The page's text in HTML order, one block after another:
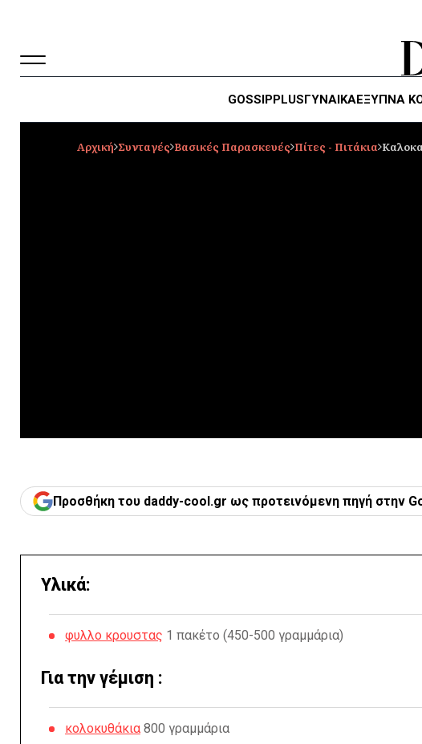
GOSSIPPLUSΓΥΝΑΙΚΑΈΞΥΠΝΑ
Αρχική Συνταγές Βασικές Παρασκευές Πίτες - Πιτάκια
Προσθήκη του daddy-cool.gr ως προτεινόμενη πηγή στην
Υλικά:
φυλλο κρουστας 1 πακέτο (450-500 γραμμάρια)
Για την γέμιση :
κολοκυθάκια 800 γραμμάρια